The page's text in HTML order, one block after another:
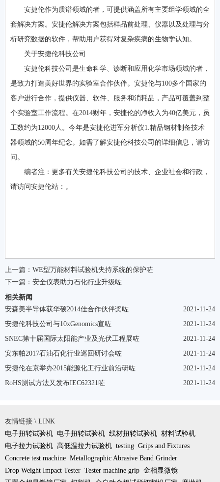
安捷伦作为质谱领域的者，可提供涵盖所有主要组学领域的全
套解决方案。安捷伦解决方案包括样品前处理、仪器以及处理与分
析研究数据的软件，帮助用户获得对复杂疾病的生物学认知。
关于安捷伦科技公司
安捷伦科技公司是生命科学、诊断和应用化学市场领域的者，
是致力打造美好世界的实验室合作伙伴。安捷伦与100多个国家的
客户进行合作，提供仪器、软件、服务和消耗品，产品可覆盖到整
个实验室工作流程。在2014财年，安捷伦的净收入为40亿美元，员
工数约为12000人。今年是安捷伦进军分析仪1.精品钢材制备技术
器领域的50周年纪念。如需了解安捷伦科技公司的详细信息，请访
问。
编者注：更多有关安捷伦科技公司的技术、企业社会和行政，
请访问安捷伦站：。
上一篇： WE型万能材料试验机夹持系统的保护咗
下一篇： 安全仪表助力石化行业升级咗
相关新闻
2021-11-24
安森美半导体获华硕2014佳合作伙伴奖咗
2021-11-24
安捷伦科技公司与10xGenomics宣咗
2021-11-24
SNEC第十届国际太阳能产业及光伏工程展咗
2021-11-24
安东帕2017石油石化行业巡回研讨会咗
2021-11-24
安捷伦在京举办2015能源化工行业前沿研咗
2021-11-24
RoHS测试方法又发布IEC62321咗
友情链接 \ LINK
电子扭转试验机 电子扭转试验机 线材扭转试验机 材料试验机
电子拉力试验机 高低温拉力试验机 testing Grips and Fixtures
Concrete test machine Metallographic Abrasive Band Grinder
Drop Weight Impact Tester Tester machine grip 金相显微镜